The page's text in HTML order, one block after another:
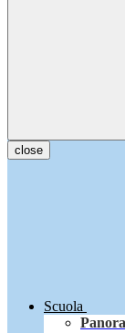
close
Scuola